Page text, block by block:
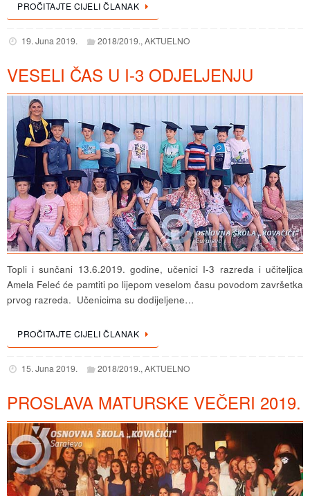
PROČITAJTE CIJELI ČLANAK
19. Juna 2019. 2018/2019.,AKTUELNO
VESELI ČAS U I-3 ODJELJENJU
Topli i sunčani 13.6.2019. godine, učenici I-3 razreda i učiteljica
Amela Feleć će pamtiti po lijepom veselom času povodom završetka
prvog razreda. Učenicima su dodijeljene…
PROČITAJTE CIJELI ČLANAK
15. Juna 2019. 2018/2019.,AKTUELNO
PROSLAVA MATURSKE VEČERI 2019.